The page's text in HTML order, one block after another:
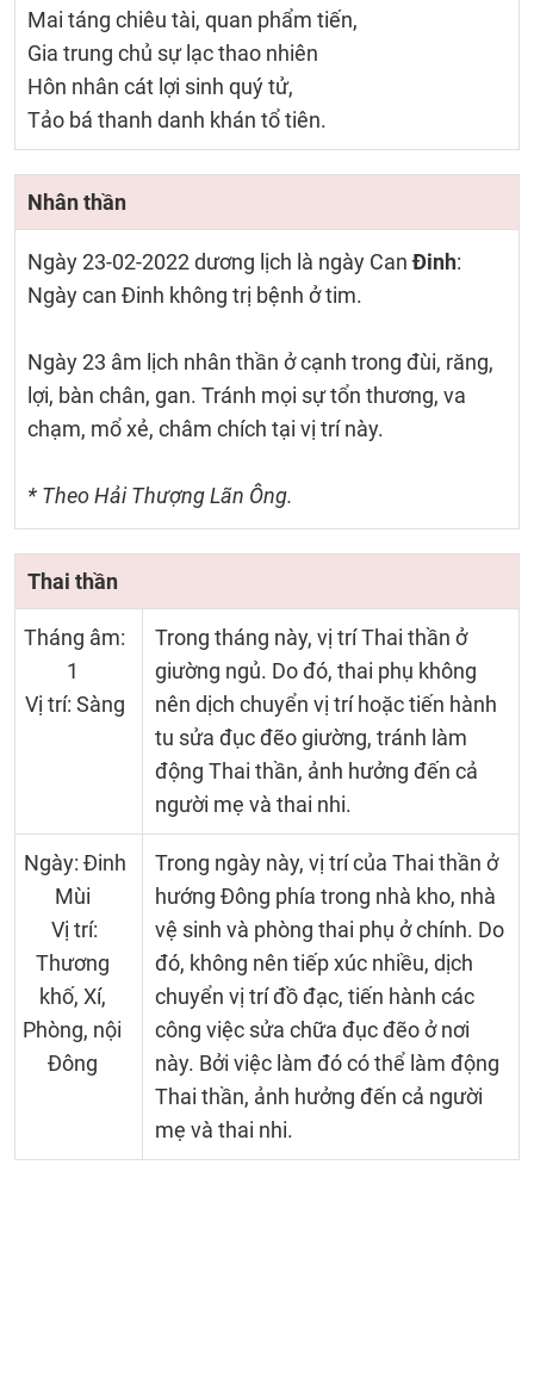
Mai táng chiêu tài, quan phẩm tiến,
Gia trung chủ sự lạc thao nhiên
Hôn nhân cát lợi sinh quý tử,
Tảo bá thanh danh khán tổ tiên.
Nhân thần
Ngày 23-02-2022 dương lịch là ngày CanĐinh:
Ngày can Đinh không trị bệnh ở tim.
Ngày 23 âm lịch nhân thần ở cạnh trong đùi, răng,
lợi, bàn chân, gan. Tránh mọi sự tổn thương, va
chạm, mổ xẻ, châm chích tại vị trí này.
* Theo Hải Thượng Lãn Ông.
Thai thần
Tháng âm:
1
Vị trí: Sàng
Trong tháng này, vị trí Thai thần ở
giường ngủ. Do đó, thai phụ không
nên dịch chuyển vị trí hoặc tiến hành
tu sửa đục đẽo giường, tránh làm
động Thai thần, ảnh hưởng đến cả
người mẹ và thai nhi.
Ngày: Đinh
Mùi
Vị trí:
Thương
khố, Xí,
Phòng, nội
Đông
Trong ngày này, vị trí của Thai thần ở
hướng Đông phía trong nhà kho, nhà
vệ sinh và phòng thai phụ ở chính. Do
đó, không nên tiếp xúc nhiều, dịch
chuyển vị trí đồ đạc, tiến hành các
công việc sửa chữa đục đẽo ở nơi
này. Bởi việc làm đó có thể làm động
Thai thần, ảnh hưởng đến cả người
mẹ và thai nhi.